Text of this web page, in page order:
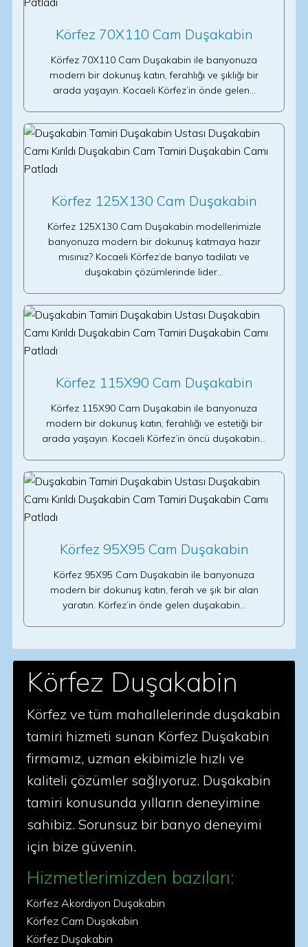
Körfez 70X110 Cam Duşakabin
Körfez 70X110 Cam Duşakabin ile banyonuza
modern bir dokunuş katın, ferahlığı ve şıklığı bir
arada yaşayın. Kocaeli Körfez’in önde gelen…
Körfez 125X130 Cam Duşakabin
Körfez 125X130 Cam Duşakabin modellerimizle
banyonuza modern bir dokunuş katmaya hazır
mısınız? Kocaeli Körfez’de banyo tadilatı ve
duşakabin çözümlerinde lider…
Körfez 115X90 Cam Duşakabin
Körfez 115X90 Cam Duşakabin ile banyonuza
modern bir dokunuş katın, ferahlığı ve estetiği bir
arada yaşayın. Kocaeli Körfez’in öncü duşakabin…
Körfez 95X95 Cam Duşakabin
Körfez 95X95 Cam Duşakabin ile banyonuza
modern bir dokunuş katın, ferah ve şık bir alan
yaratın. Körfez’in önde gelen duşakabin…
Körfez Duşakabin
Körfez ve tüm mahallelerinde duşakabin
tamiri hizmeti sunan Körfez Duşakabin
firmamız, uzman ekibimizle hızlı ve
kaliteli çözümler sağlıyoruz. Duşakabin
tamiri konusunda yılların deneyimine
sahibiz. Sorunsuz bir banyo deneyimi
için bize güvenin.
Hizmetlerimizden bazıları:
Körfez Akordiyon Duşakabin
Körfez Cam Duşakabin
Körfez Duşakabin